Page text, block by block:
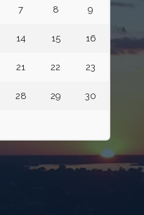
7 8 9
14 15 16
21 22 23
28 29 30